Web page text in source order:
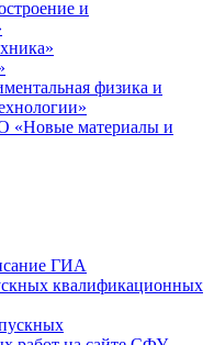
и
физика и
материалы и
ГИА
квалификационных